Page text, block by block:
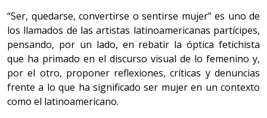
“Ser, quedarse, convertirse o sentirse mujer” es uno de
los llamados de las artistas latinoamericanas partícipes,
pensando, por un lado, en rebatir la óptica fetichista
que ha primado en el discurso visual de lo femenino y,
por el otro, proponer reflexiones, críticas y denuncias
frente a lo que ha significado ser mujer en un contexto
como el latinoamericano.